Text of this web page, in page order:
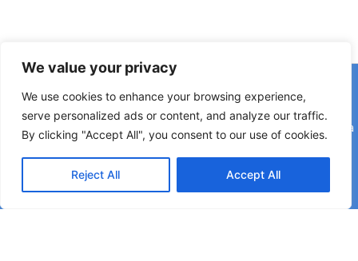
We value your privacy
We use cookies to enhance your browsing experience,
serve personalized ads or content, and analyze our traffic.
By clicking "Accept All", you consent to our use of cookies.
Reject All Accept All
Copyright © 2026 © F2 Radio Lab - Università degli Studi di
Napoli Federico II è una testata registrata presso il Tribunale di
Napoli. Aut. n.58 30-06-2006 Licenza SIAE n. 508/I/639 Società